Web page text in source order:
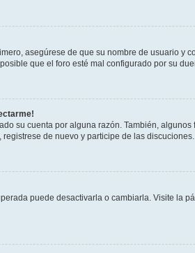
asegúrese de que su nombre de usuario
que el foro esté mal configurado por su
su cuenta por alguna razón. También,
de nuevo y participe de las discuciones.
puede desactivarla o cambiarla. Visite la